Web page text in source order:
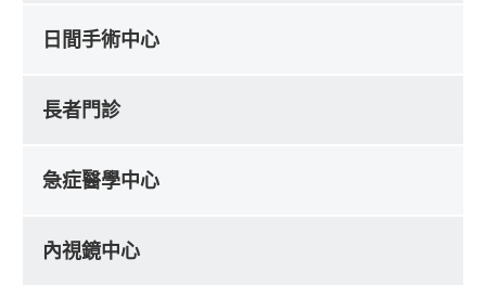
日間手術中心
長者門診
急症醫學中心
內視鏡中心